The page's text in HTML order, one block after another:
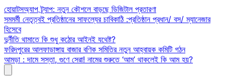
Skip
to
content
হোয়াটসঅ্যাপ ট্র্যাপ: নতুন কৌশলে বাড়ছে ডিজিটাল প্রতারণা
সমমর্মী নেতৃত্বই প্রতিষ্ঠানের সাফল্যের চাবিকাঠি :প্রতিষ্ঠান প্রধান/ বস/ ম্যানেজার
হিসেবে
দুর্নীতি থামাতে কি শুধু কঠোর আইনই যথেষ্ট?
ফরিদপুরের আলফাডাঙ্গায় বাজার বণিক সমিতির নতুন আহ্বায়ক কমিটি গঠন
আমড়া : দামে সস্তা, গুণে সেরা! নামের শুরুতে ‘আম’ থাকলেই কি আম হয়?